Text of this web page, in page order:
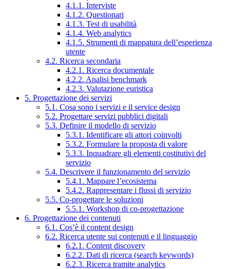
4.1.1. Interviste
4.1.2. Questionari
4.1.3. Test di usabilità
4.1.4. Web analytics
4.1.5. Strumenti di mappatura dell’esperienza
utente
4.2. Ricerca secondaria
4.2.1. Ricerca documentale
4.2.2. Analisi benchmark
4.2.3. Valutazione euristica
5. Progettazione dei servizi
5.1. Cosa sono i servizi e il service design
5.2. Progettare servizi pubblici digitali
5.3. Definire il modello di servizio
5.3.1. Identificare gli attori coinvolti
5.3.2. Formulare la proposta di valore
5.3.3. Inquadrare gli elementi costitutivi del
servizio
5.4. Descrivere il funzionamento del servizio
5.4.1. Mappare l’ecosistema
5.4.2. Rappresentare i flussi di servizio
5.5. Co-progettare le soluzioni
5.5.1. Workshop di co-progettazione
6. Progettazione dei contenuti
6.1. Cos’è il content design
6.2. Ricerca utente sui contenuti e il linguaggio
6.2.1. Content discovery
6.2.2. Dati di ricerca (search keywords)
6.2.3. Ricerca tramite analytics